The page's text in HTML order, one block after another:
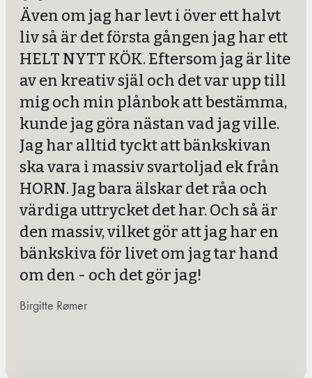
Även om jag har levt i över ett halvt
liv så är det första gången jag har ett
HELT NYTT KÖK. Eftersom jag är lite
av en kreativ själ och det var upp till
mig och min plånbok att bestämma,
kunde jag göra nästan vad jag ville.
Jag har alltid tyckt att bänkskivan
ska vara i massiv svartoljad ek från
HORN. Jag bara älskar det råa och
värdiga uttrycket det har. Och så är
den massiv, vilket gör att jag har en
bänkskiva för livet om jag tar hand
om den - och det gör jag!
Birgitte Rømer